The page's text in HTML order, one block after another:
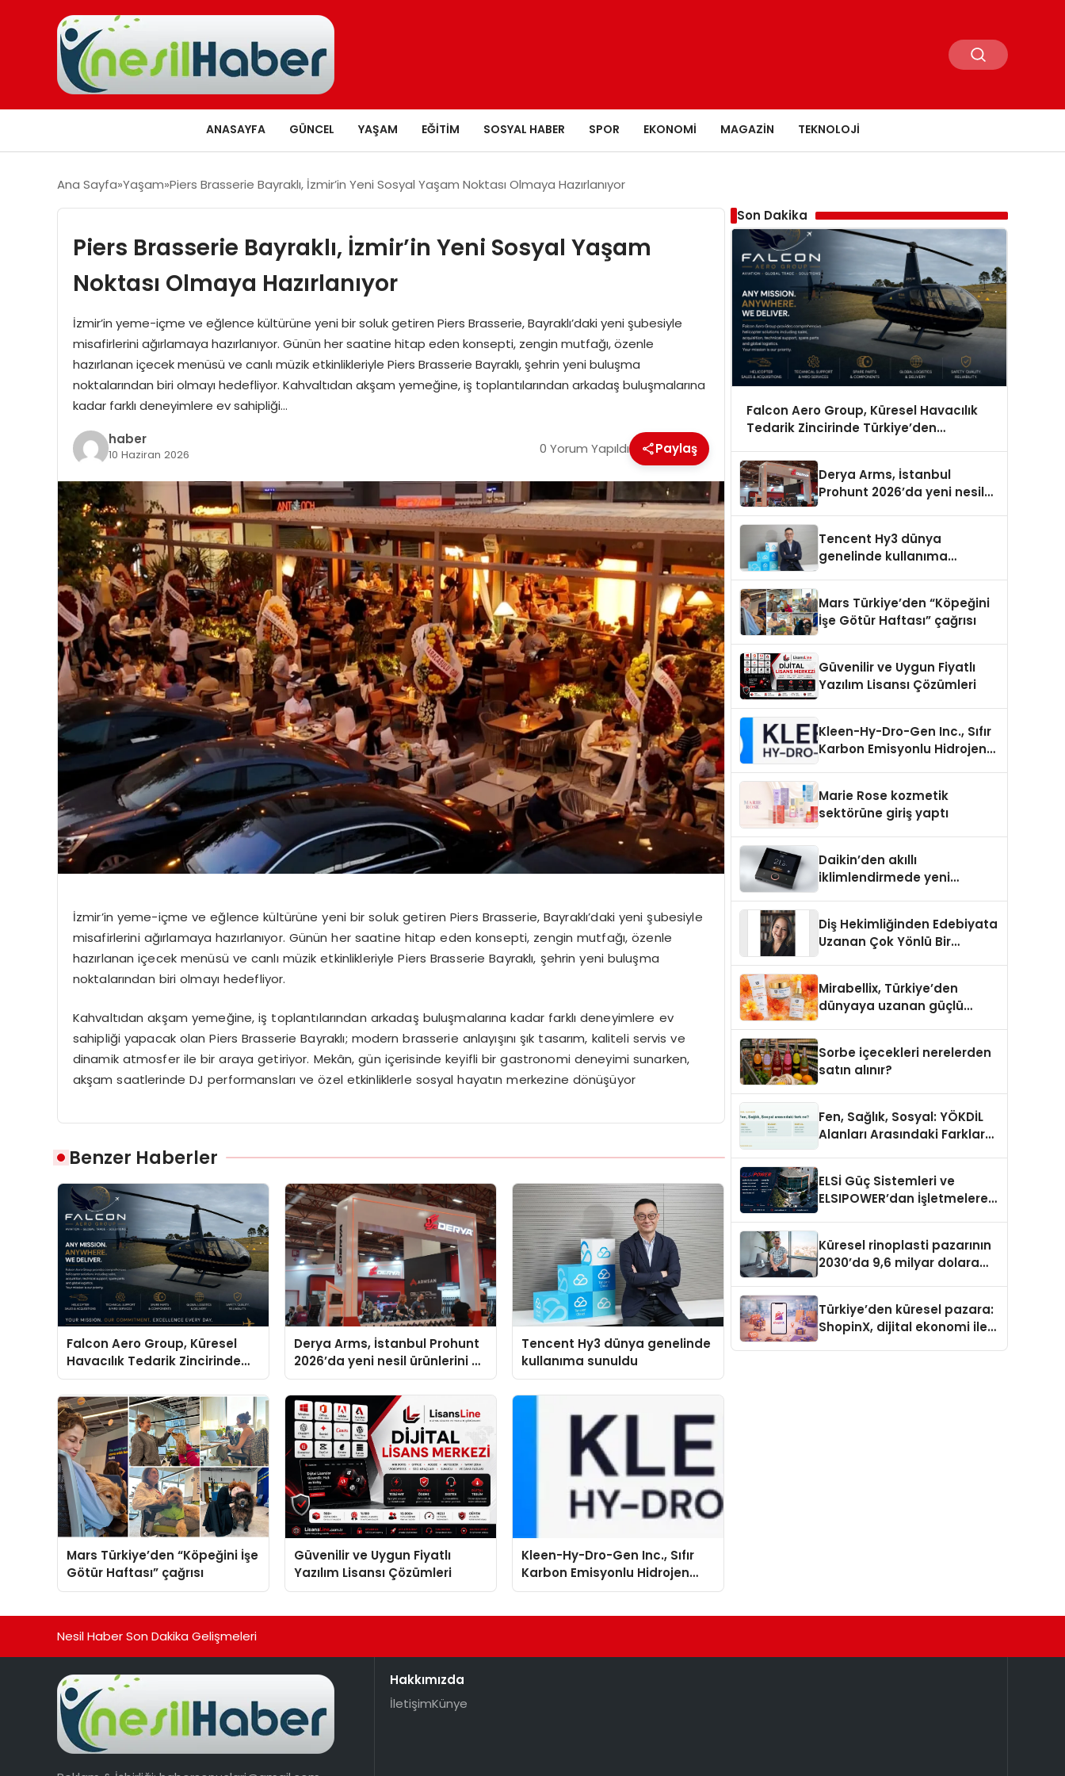
ANASAYFA GÜNCEL YAŞAM EĞITIM SOSYAL HABER SPOR EKONOMI MAGAZIN TEKNOLOJI
Ana Sayfa Yaşam Piers Brasserie Bayraklı, İzmir’in Yeni Sosyal Yaşam Noktası Olmaya Hazırlanıyor
Piers Brasserie Bayraklı, İzmir’in Yeni Sosyal Yaşam
Noktası Olmaya Hazırlanıyor
İzmir’in yeme-içme ve eğlence kültürüne yeni bir soluk getiren Piers Brasserie, Bayraklı’daki yeni şubesiyle
misafirlerini ağırlamaya hazırlanıyor. Günün her saatine hitap eden konsepti, zengin mutfağı, özenle
hazırlanan içecek menüsü ve canlı müzik etkinlikleriyle Piers Brasserie Bayraklı, şehrin yeni buluşma
noktalarından biri olmayı hedefliyor. Kahvaltıdan akşam yemeğine, iş toplantılarından arkadaş buluşmalarına
kadar farklı deneyimlere ev sahipliği…
haber
10 Haziran 2026 0 Yorum Yapıldı Paylaş
İzmir’in yeme-içme ve eğlence kültürüne yeni bir soluk getiren Piers Brasserie, Bayraklı’daki yeni şubesiyle
misafirlerini ağırlamaya hazırlanıyor. Günün her saatine hitap eden konsepti, zengin mutfağı, özenle
hazırlanan içecek menüsü ve canlı müzik etkinlikleriyle Piers Brasserie Bayraklı, şehrin yeni buluşma
noktalarından biri olmayı hedefliyor.
Kahvaltıdan akşam yemeğine, iş toplantılarından arkadaş buluşmalarına kadar farklı deneyimlere ev
sahipliği yapacak olan Piers Brasserie Bayraklı; modern brasserie anlayışını şık tasarım, kaliteli servis ve
dinamik atmosfer ile bir araya getiriyor. Mekân, gün içerisinde keyifli bir gastronomi deneyimi sunarken,
akşam saatlerinde DJ performansları ve özel etkinliklerle sosyal hayatın merkezine dönüşüyor
Benzer Haberler
Falcon Aero Group, Küresel
Havacılık Tedarik Zincirinde
Türkiye’den Dünyaya Açılıyor
Derya Arms, İstanbul Prohunt
2026’da yeni nesil ürünlerini ve
global marka vizyonunu
sergiledi
Tencent Hy3 dünya genelinde
kullanıma sunuldu
Mars Türkiye’den “Köpeğini İşe
Götür Haftası” çağrısı
Güvenilir ve Uygun Fiyatlı
Yazılım Lisansı Çözümleri
Kleen-Hy-Dro-Gen Inc., Sıfır
Karbon Emisyonlu Hidrojen
Isıtma Teknolojisinde ISO ve
Son Dakika
Falcon Aero Group, Küresel Havacılık
Tedarik Zincirinde Türkiye’den
Derya Arms, İstanbul
Prohunt 2026’da yeni nesil
Tencent Hy3 dünya
genelinde kullanıma
Mars Türkiye’den “Köpeğini
İşe Götür Haftası” çağrısı
Güvenilir ve Uygun Fiyatlı
Yazılım Lisansı Çözümleri
Kleen-Hy-Dro-Gen Inc., Sıfır
Karbon Emisyonlu Hidrojen
Aldı
Marie Rose kozmetik
sektörüne giriş yaptı
Daikin’den akıllı
iklimlendirmede yeni
Diş Hekimliğinden Edebiyata
Uzanan Çok Yönlü Bir
Mirabellix, Türkiye’den
dünyaya uzanan güçlü
Sorbe içecekleri nerelerden
satın alınır?
Fen, Sağlık, Sosyal: YÖKDİL
Alanları Arasındaki Farklar
ELSİ Güç Sistemleri ve
ELSIPOWER’dan İşletmelere
Küresel rinoplasti pazarının
2030’da 9,6 milyar dolara
Türkiye’den küresel pazara:
ShopinX, dijital ekonomi ile
Nesil Haber Son Dakika Gelişmeleri
Hakkımızda
İletişimKünye